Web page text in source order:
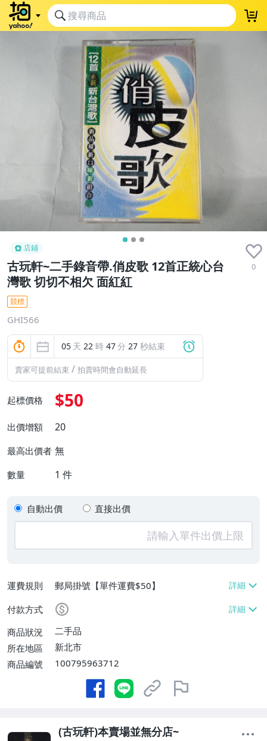
店鋪
古玩軒~二手錄音帶.俏皮歌 12首正統心台
灣歌 切切不相欠 面紅紅
0
競標
GHI566
05 天 22 時 47分 27 秒結束
賣家可提前結束 / 拍賣時間會自動延長
起標價格 $50
出價增額 20
最高出價者 無
數量 1 件
自動出價 直接出價
運費規則
郵局掛號【單件運費$50】
付款方式
商品狀況
二手品
所在地區
新北市
商品編號
100795963712
(古玩軒)本賣場並無分店~